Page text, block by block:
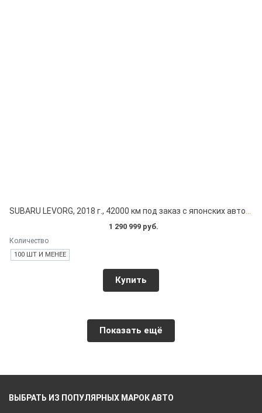
1 290 999 руб.
Количество
100 ШТ И МЕНЕЕ
Купить
Показать ещё
ВЫБРАТЬ ИЗ ПОПУЛЯРНЫХ МАРОК АВТО